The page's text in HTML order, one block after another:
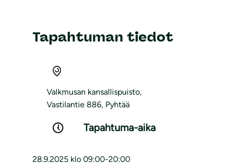
Tapahtuman tiedot
Valkmusan kansallispuisto,
Vastilantie 886, Pyhtää
Tapahtuma-aika
28.9.2025 klo 09:00-20:00